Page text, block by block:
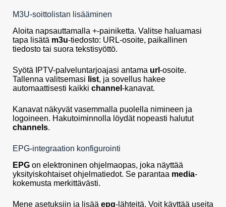
M3U-soittolistan lisääminen
Aloita napsauttamalla +-painiketta. Valitse haluamasi
tapa lisätä m3u-tiedosto: URL-osoite, paikallinen
tiedosto tai suora tekstisyöttö.
Syötä IPTV-palveluntarjoajasi antama url -osoite.
Tallenna valitsemasi list, ja sovellus hakee
automaattisesti kaikki channel -kanavat.
Kanavat näkyvät vasemmalla puolella nimineen ja
logoineen. Hakutoiminnolla löydät nopeasti halutut
channels.
EPG-integraation konfigurointi
EPG on elektroninen ohjelmaopas, joka näyttää
yksityiskohtaiset ohjelmatiedot. Se parantaa media-
kokemusta merkittävästi.
Mene asetuksiin ja lisää epg-lähteitä. Voit käyttää useita